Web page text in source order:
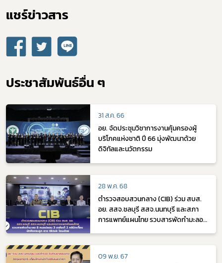
แชร์ข่าวสาร​
ประชาสัมพันธ์อื่น ๆ
31 ส.ค. 66
อย. จัดประชุมวิชาการงานคุ้มครองผู้
บริโภคแห่งชาติ ปี 66 มุ่งพัฒนาด้วย
ดิจิทัลและนวัตกรรม
28 พ.ค. 68
ตำรวจสอบสวนกลาง (CIB) ร่วม สบส.
อย. สสจ.ชลบุรี สสจ.นนทบุรี และสภา
การแพทย์แผนไทย รวบสารพัดกำมะลอ
09 พ.ย. 67